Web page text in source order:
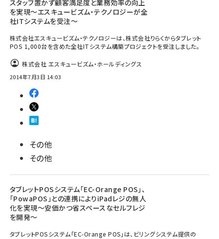
スタッフ置かず顧客満足度と業務効率の向上
を実現～エスキュービズム・テクノロジーが全
社ITシステムを受注～
株式会社エスキュービズム・テクノロジーは、株式会社りらくからタブレット
POS 1,000台を含めた全社ITシステム構築プロジェクトを受注しました。
株式会社 エスキュービズム・ホールディングス
2014年7月3日 14:03
その他
その他
タブレットPOSシステム「EC-Orange POS」、
「PowaPOS」との連携によりiPadレジの無人
化を実現～安価かつ省スペースなセルフレジ
を開発～
タブレットPOSシステム「EC-Orange POS」は、ビリングシステム提供の